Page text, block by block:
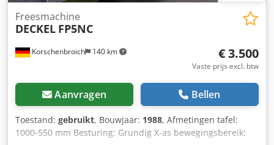
Korschenbroich 140 km
Freesmachine
DECKEL FP5NC
€ 3.500
Vaste prijs excl. btw
Aanvragen Bellen
Toestand: gebruikt, Bouwjaar: 1988, Afmetingen tafel:
1000-550 mm Besturing: Grundig X-as bewegingsbereik: